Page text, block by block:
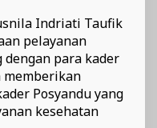
Indriati Taufik
pelayanan
dengan para kader
memberikan
Posyandu yang
kesehatan